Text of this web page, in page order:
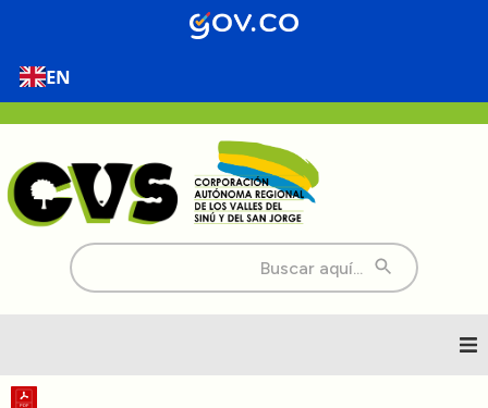
EN
Buscar:
Inicio